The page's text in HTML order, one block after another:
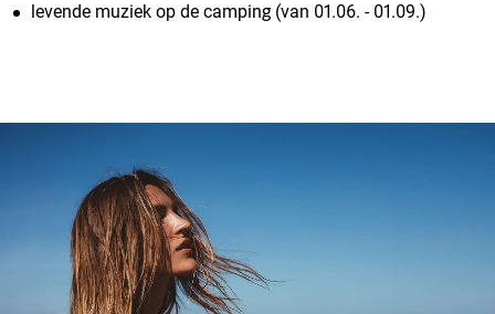
levende muziek op de camping (van 01.06. - 01.09.)